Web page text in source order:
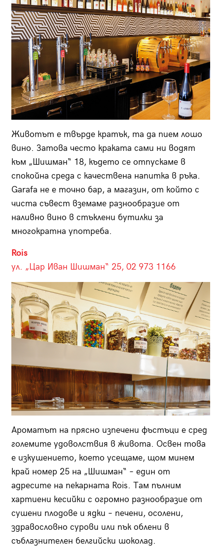
Животът е твърде кратък, та да пием лошо
вино. Затова често краката сами ни водят
към „Шишман“ 18, където се отпускаме в
спокойна среда с качествена напитка в ръка.
Garafa не е точно бар, а магазин, от който с
чиста съвест вземаме разнообразие от
наливно вино в стъклени бутилки за
многократна употреба.
Rois
ул. „Цар Иван Шишман“ 25, 02 973 1166
Ароматът на прясно изпечени фъстъци е сред
големите удоволствия в живота. Освен това
е изкушението, което усещаме, щом минем
край номер 25 на „Шишман“ – един от
адресите на пекарната Rois. Там пълним
хартиени кесийки с огромно разнообразие от
сушени плодове и ядки – печени, осолени,
здравословно сурови или пък облени в
съблазнителен белгийски шоколад.